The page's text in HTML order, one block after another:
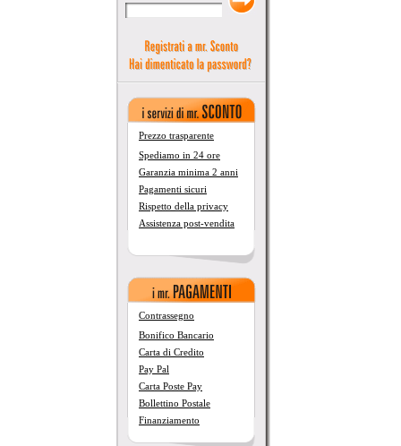
Prezzo trasparente
Spediamo in 24 ore
Garanzia minima 2 anni
Pagamenti sicuri
Rispetto della privacy
Assistenza post-vendita
Contrassegno
Bonifico Bancario
Carta di Credito
Pay Pal
Carta Poste Pay
Bollettino Postale
Finanziamento